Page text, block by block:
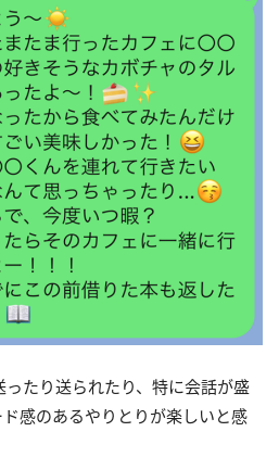
たり送られたり、特に会話が盛
感のあるやりとりが楽しいと感